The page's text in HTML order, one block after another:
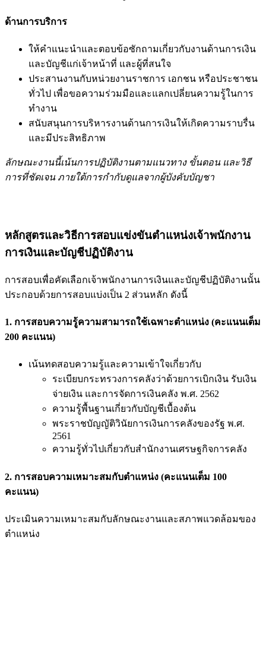
ด้านการบริการ
ให้คำแนะนำและตอบข้อซักถามเกี่ยวกับงานด้านการเงิน
และบัญชีแก่เจ้าหน้าที่ และผู้ที่สนใจ
ประสานงานกับหน่วยงานราชการ เอกชน หรือประชาชน
ทั่วไป เพื่อขอความร่วมมือและแลกเปลี่ยนความรู้ในการ
ทำงาน
สนับสนุนการบริหารงานด้านการเงินให้เกิดความราบรื่น
และมีประสิทธิภาพ
ลักษณะงานนี้เน้นการปฏิบัติงานตามแนวทาง ขั้นตอน และวิธี
การที่ชัดเจน ภายใต้การกำกับดูแลจากผู้บังคับบัญชา
หลักสูตรและวิธีการสอบแข่งขันตำแหน่งเจ้าพนักงาน
การเงินและบัญชีปฏิบัติงาน
การสอบเพื่อคัดเลือกเจ้าพนักงานการเงินและบัญชีปฏิบัติงานนั้น
ประกอบด้วยการสอบแบ่งเป็น 2 ส่วนหลัก ดังนี้
1. การสอบความรู้ความสามารถใช้เฉพาะตำแหน่ง (คะแนนเต็ม
200 คะแนน)
เน้นทดสอบความรู้และความเข้าใจเกี่ยวกับ
ระเบียบกระทรวงการคลังว่าด้วยการเบิกเงิน รับเงิน
จ่ายเงิน และการจัดการเงินคลัง พ.ศ. 2562
ความรู้พื้นฐานเกี่ยวกับบัญชีเบื้องต้น
พระราชบัญญัติวินัยการเงินการคลังของรัฐ พ.ศ.
2561
ความรู้ทั่วไปเกี่ยวกับสำนักงานเศรษฐกิจการคลัง
2. การสอบความเหมาะสมกับตำแหน่ง (คะแนนเต็ม 100
คะแนน)
ประเมินความเหมาะสมกับลักษณะงานและสภาพแวดล้อมของ
ตำแหน่ง